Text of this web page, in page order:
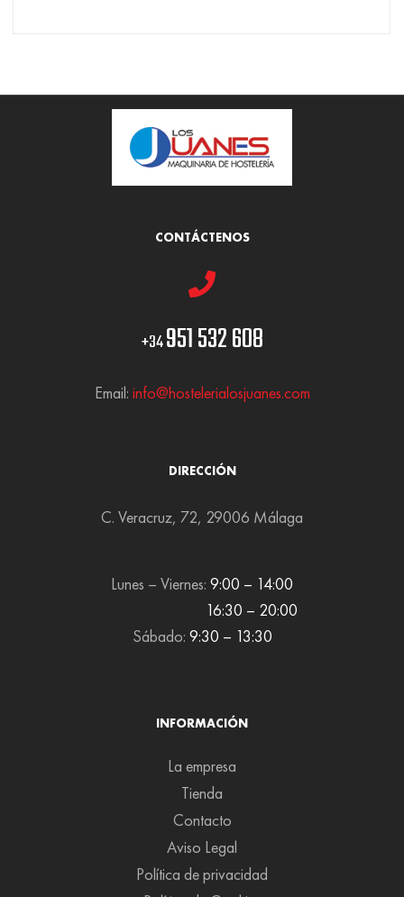
CONTÁCTENOS
+34951 532 608
Email: info@hostelerialosjuanes.com
DIRECCIÓN
C. Veracruz, 72, 29006 Málaga
Lunes – Viernes: 9:00 – 14:00
16:30 – 20:00
Sábado: 9:30 – 13:30
INFORMACIÓN
La empresa
Tienda
Contacto
Aviso Legal
Política de privacidad